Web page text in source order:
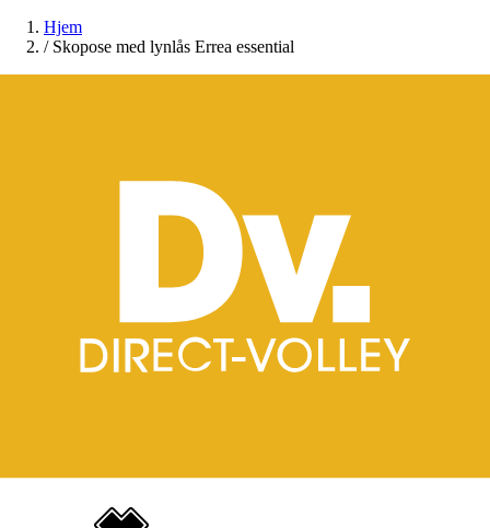
Hjem
/ Skopose med lynlås Errea essential